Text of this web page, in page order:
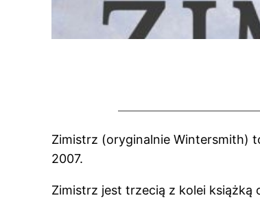
Zimistrz (oryginalnie Wintersmith)
2007.
Zimistrz jest trzecią z kolei książką